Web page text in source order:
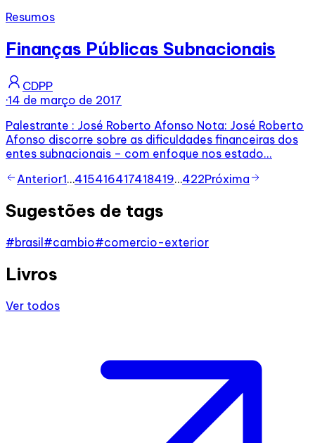
Resumos
Finanças Públicas Subnacionais
CDPP
·14 de março de 2017
Palestrante : José Roberto Afonso Nota: José Roberto
Afonso discorre sobre as dificuldades financeiras dos
entes subnacionais – com enfoque nos estado...
Anterior1…415416417418419…422Próxima
Sugestões de tags
#brasil#cambio#comercio-exterior
Livros
Ver todos